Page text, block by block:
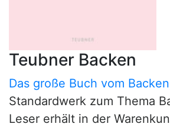
Teubner Backen
Das große Buch vom Backen
Standardwerk zum Thema
Leser erhält in der